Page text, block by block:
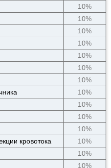
10%
10%
10%
10%
10%
10%
10%
10%
10%
10%
10%
кровотока
10%
10%
10%